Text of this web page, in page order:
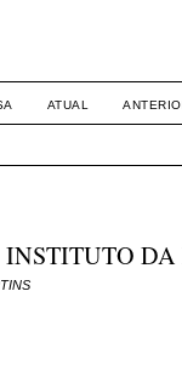
ATUAL